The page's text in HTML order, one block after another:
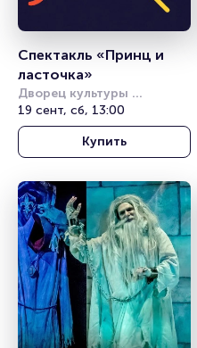
Спектакль «Принц и
ласточка»
Дворец культуры
железнодорожников
(Новосибирск)
19 сент, сб, 13:00
Купить